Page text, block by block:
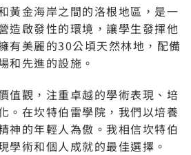
黃金海岸之間的洛根地區，是一
造啟發性的環境，讓學生發揮他
有美麗的30公頃天然林地，配備
和先進的設施。
值觀，注重卓越的學術表現、培
。在坎特伯雷學院，我們以培養
神的年輕人為傲。我相信坎特伯
學術和個人成就的最佳選擇。